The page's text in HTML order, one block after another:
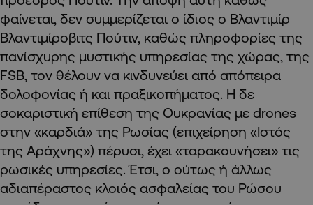
φαίνεται, δεν συμμερίζεται ο ίδιος ο Βλαντιμίρ
Βλαντιμίροβιτς Πούτιν, καθώς πληροφορίες της
πανίσχυρης μυστικής υπηρεσίας της χώρας, της
FSB, τον θέλουν να κινδυνεύει από απόπειρα
δολοφονίας ή και πραξικοπήματος. Η δε
σοκαριστική επίθεση της Ουκρανίας με drones
στην «καρδιά» της Ρωσίας (επιχείρηση «Ιστός
της Αράχνης») πέρυσι, έχει «ταρακουνήσει» τις
ρωσικές υπηρεσίες. Έτσι, ο ούτως ή άλλως
αδιαπέραστος κλοιός ασφαλείας του Ρώσου